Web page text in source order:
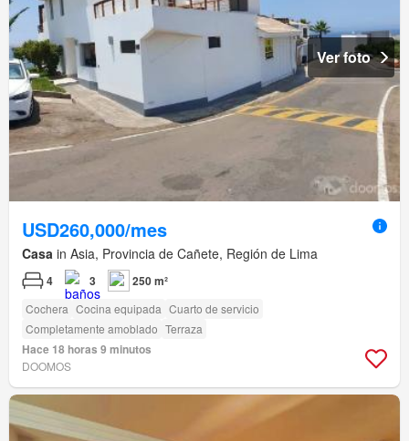
Ver foto
USD260,000/mes
Casa in Asia, Provincia de Cañete, Región de Lima
4 3 250 m²
Cochera Cocina equipada Cuarto de servicio
Completamente amoblado Terraza
Hace 18 horas 9 minutos
DOOMOS